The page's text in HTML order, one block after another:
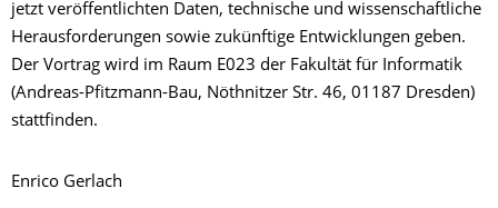
jetzt veröffentlichten Daten, technische und wissenschaftliche
Herausforderungen sowie zukünftige Entwicklungen geben.
Der Vortrag wird im Raum E023 der Fakultät für Informatik
(Andreas-Pfitzmann-Bau, Nöthnitzer Str. 46, 01187 Dresden)
stattfinden.
Enrico Gerlach